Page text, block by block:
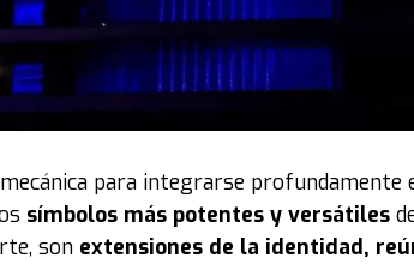
para integrarse profundamente
símbolos más potentes y versátiles
son extensiones de la identidad,